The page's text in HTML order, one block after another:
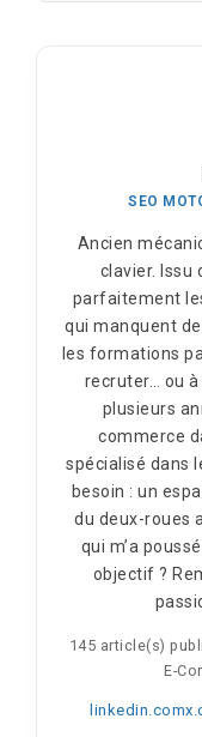
SEO
Ancien
clavier. Issu
parfaitement
qui manquent
les formations
recruter… ou
plusieurs
commerce
spécialisé dans
besoin : un
du deux-roues
qui m’a
objectif ?
145 article(s)
E-
linkedin.com